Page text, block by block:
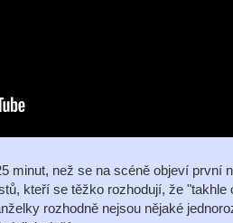
minut, než se na scéně objeví první
kteří se těžko rozhodují, že "takhle
rozhodně nejsou nějaké